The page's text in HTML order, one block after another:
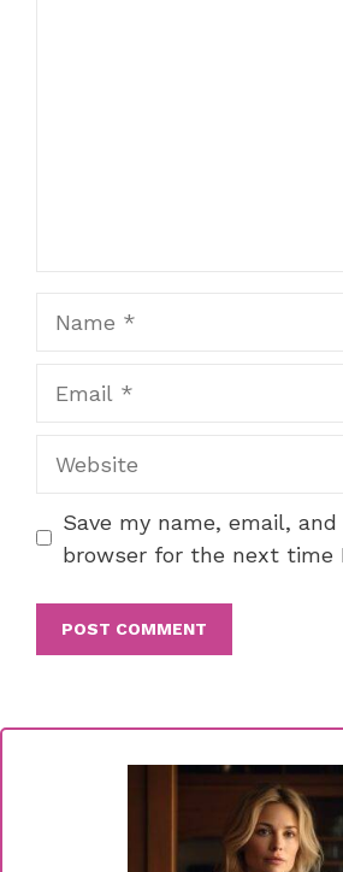
Save my name, email,
browser for the next time